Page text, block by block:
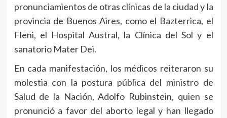
pronunciamientos de otras clínicas de la ciudad y la
provincia de Buenos Aires, como el Bazterrica, el
Fleni, el Hospital Austral, la Clínica del Sol y el
sanatorio Mater Dei.
En cada manifestación, los médicos reiteraron su
molestia con la postura pública del ministro de
Salud de la Nación, Adolfo Rubinstein, quien se
pronunció a favor del aborto legal y han llegado